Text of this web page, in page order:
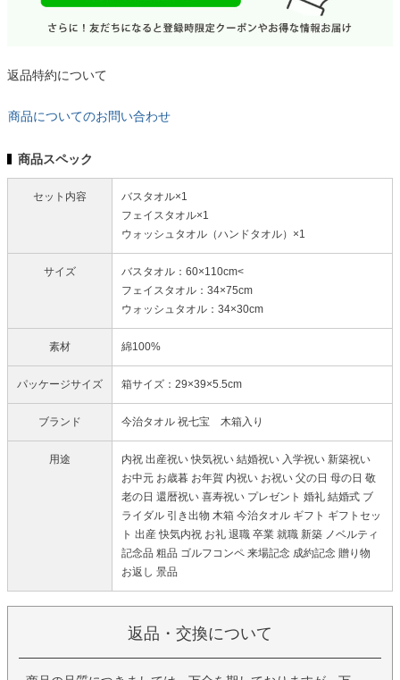
返品特約について
商品についてのお問い合わせ
商品スペック
セット内容
バスタオル×1
フェイスタオル×1
ウォッシュタオル（ハンドタオル）×1
サイズ
バスタオル：60×110cm<
フェイスタオル：34×75cm
ウォッシュタオル：34×30cm
素材 綿100%
パッケージサイズ 箱サイズ：29×39×5.5cm
ブランド 今治タオル 祝七宝 木箱入り
用途
内祝 出産祝い 快気祝い 結婚祝い 入学祝い 新築祝い
お中元 お歳暮 お年賀 内祝い お祝い 父の日 母の日 敬
老の日 還暦祝い 喜寿祝い プレゼント 婚礼 結婚式 ブ
ライダル 引き出物 木箱 今治タオル ギフト ギフトセッ
ト 出産 快気内祝 お礼 退職 卒業 就職 新築 ノベルティ
記念品 粗品 ゴルフコンペ 来場記念 成約記念 贈り物
お返し 景品
返品・交換について